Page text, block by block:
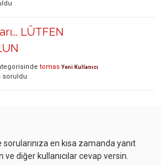
LÜTFEN
tomas Yeni Kullanıcı
soruldu
en kısa zamanda yanıt
diğer kullanıcılar cevap versin.